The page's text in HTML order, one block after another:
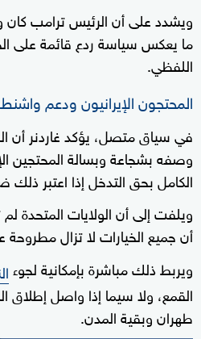
ويشدد على أن الرئيس ترامب كان
ما يعكس سياسة ردع قائمة على
اللفظي.
المحتجون الإيرانيون ودعم
في سياق متصل، يؤكد غاردنر أن
وصفه بشجاعة وبسالة المحتجين
الكامل بحق التدخل إذا اعتبر ذلك
ويلفت إلى أن الولايات المتحدة
أن جميع الخيارات لا تزال مطروحة
ويربط ذلك مباشرة بإمكانية لجوء
القمع، ولا سيما إذا واصل إطلاق
طهران وبقية المدن.